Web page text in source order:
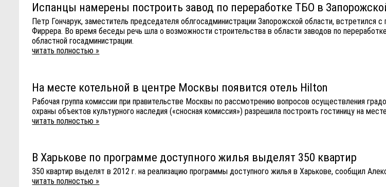
Испанцы намерены построить завод по переработке ТБО в
Петр Гончарук, заместитель председателя облгосадминистрации Запорожской области,
Фиррера. Во время беседы речь шла о возможности строительства в области заводов по
областной госадминистрации.
читать полностью »
На месте котельной в центре Москвы появится отель Hilton
Рабочая группа комиссии при правительстве Москвы по рассмотрению вопросов осуществления
охраны объектов культурного наследия («сносная комиссия») разрешила построить гостиницу на
читать полностью »
В Харькове по программе доступного жилья выделят 350 квартир
350 квартир выделят в 2012 г. на реализацию программы доступного жилья в Харькове, сообщил
читать полностью »